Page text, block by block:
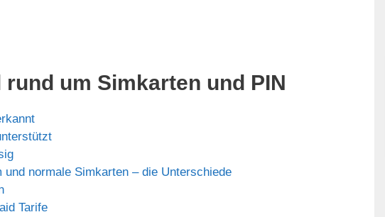
um Simkarten und PIN
und normale Simkarten – die Unterschiede
Tarife